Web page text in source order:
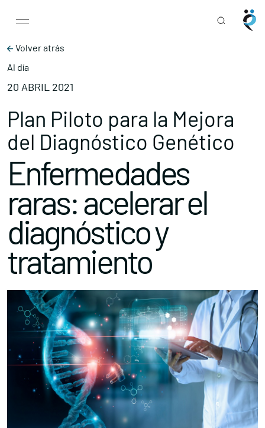
Main Navigation
Volver atrás
Al día
20 ABRIL 2021
Plan Piloto para la Mejora
del Diagnóstico Genético
Enfermedades
raras: acelerar el
diagnóstico y
tratamiento